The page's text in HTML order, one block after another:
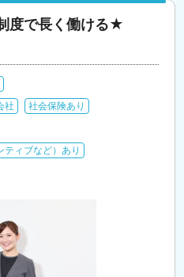
度で長く働ける★
社
社会保険あり
ィブなど）あり